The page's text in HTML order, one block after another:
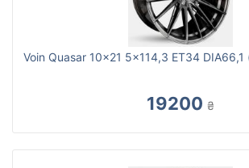
Voin Quasar 10x21 5x114,3 ET34
19200 ₴